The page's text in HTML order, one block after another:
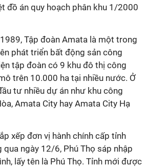
đồ án quy hoạch phân khu 1/2000
Tập đoàn Amata là một trong
phát triển bất động sản công
tập đoàn có 9 khu đô thị công
trên 10.000 ha tại nhiều nước. Ở
tư nhiều dự án như khu công
Amata City hay Amata City Hạ
xếp đơn vị hành chính cấp tỉnh
ngày 12/6, Phú Thọ sáp nhập
lấy tên là Phú Thọ. Tỉnh mới được